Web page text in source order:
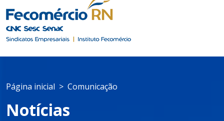
Página inicial Comunicação
Notícias